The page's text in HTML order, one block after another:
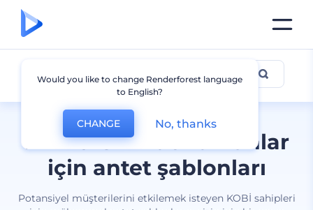
Birinci sınıf dokümanlar
için antet şablonları
Potansiyel müşterilerini etkilemek isteyen KOBİ sahipleri
Antetli Kağıt
Would you like to change Renderforest language
to English?
CHANGE No, thanks